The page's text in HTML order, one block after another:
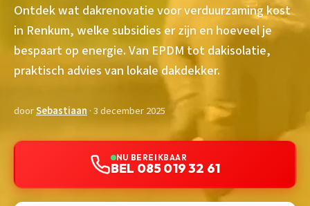
Ontdek wat dakrenovatie voor verduurzaming kost
in Renkum, welke subsidies er zijn en hoeveel je
bespaart op energie. Van EPDM tot dakisolatie,
praktisch advies van lokale dakdekker.
doorSebastiaan · 3 december 2025
NU BEREIKBAAR
BEL 085 019 32 61